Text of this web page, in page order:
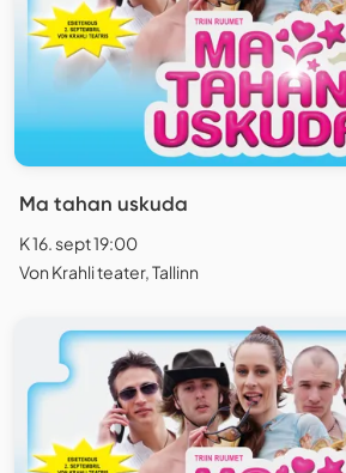
Ma tahan uskuda
K 16. sept 19:00
Von Krahli teater, Tallinn